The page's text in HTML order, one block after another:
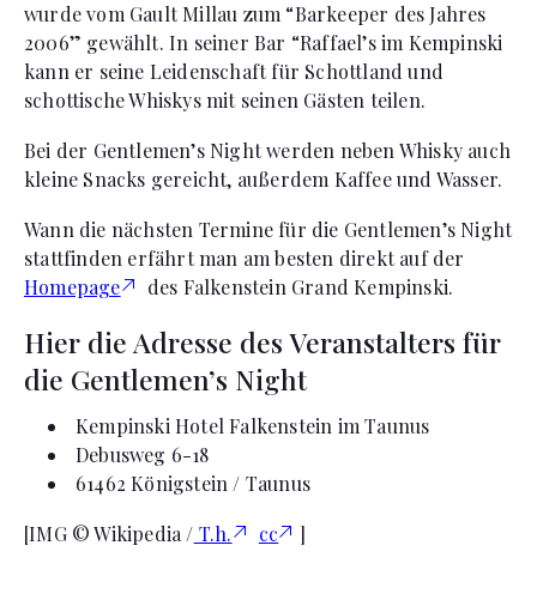
wurde vom Gault Millau zum “Barkeeper des Jahres
2006” gewählt. In seiner Bar “Raffael’s im Kempinski
kann er seine Leidenschaft für Schottland und
schottische Whiskys mit seinen Gästen teilen.
Bei der Gentlemen’s Night werden neben Whisky auch
kleine Snacks gereicht, außerdem Kaffee und Wasser.
Wann die nächsten Termine für die Gentlemen’s Night
stattfinden erfährt man am besten direkt auf der
Homepage
des Falkenstein Grand Kempinski.
Hier die Adresse des Veranstalters für
die Gentlemen’s Night
Kempinski Hotel Falkenstein im Taunus
Debusweg 6-18
61462 Königstein / Taunus
[IMG © Wikipedia / T.h. cc ]